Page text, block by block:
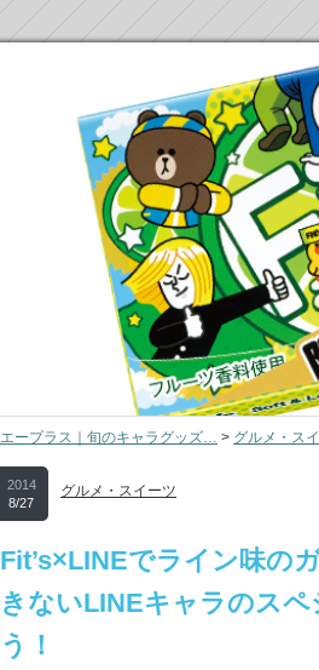
エープラス｜旬のキャラグッズ… > グルメ・ス
2014
8/27
グルメ・スイーツ
Fit’s×LINEでライン味の
きないLINEキャラのス
う！